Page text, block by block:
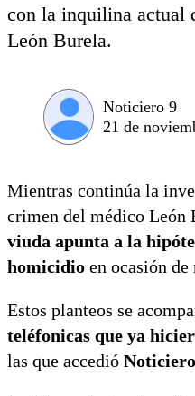
con la inquilina actual
León Burela.
Noticiero 9
21 de
Mientras continúa la
crimen del médico León
viuda apunta a la
homicidio en ocasión de
Estos planteos se
teléfonicas que ya
las que accedió